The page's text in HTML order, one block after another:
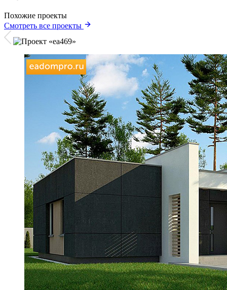
Похожие проекты
Смотреть все проекты